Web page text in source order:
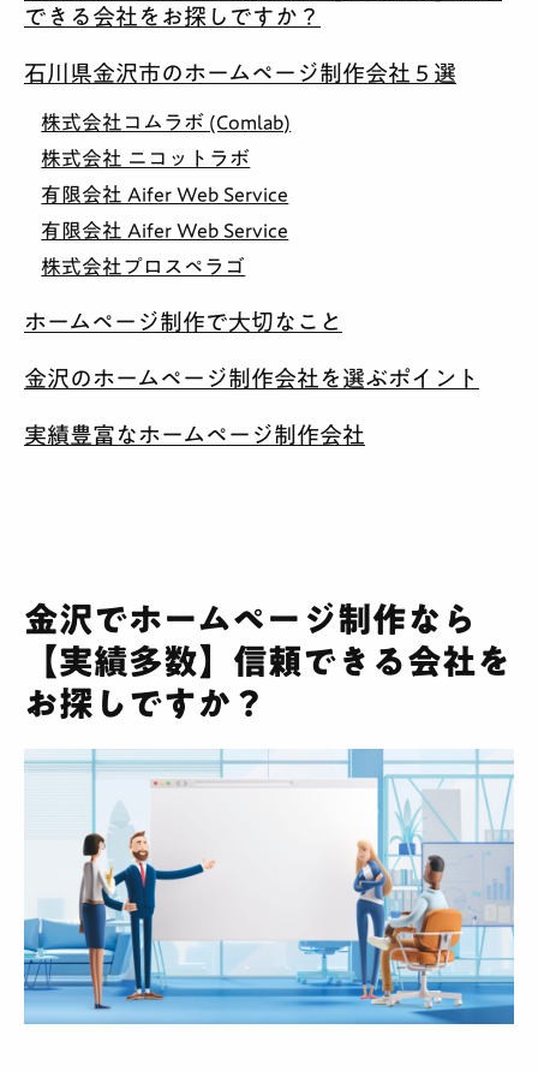
できる会社をお探しですか？
石川県金沢市のホームページ制作会社５選
株式会社コムラボ (Comlab)
株式会社 ニコットラボ
有限会社 Aifer Web Service
有限会社 Aifer Web Service
株式会社プロスペラゴ
ホームページ制作で大切なこと
金沢のホームページ制作会社を選ぶポイント
実績豊富なホームページ制作会社
金沢でホームページ制作なら
【実績多数】信頼できる会社を
お探しですか？